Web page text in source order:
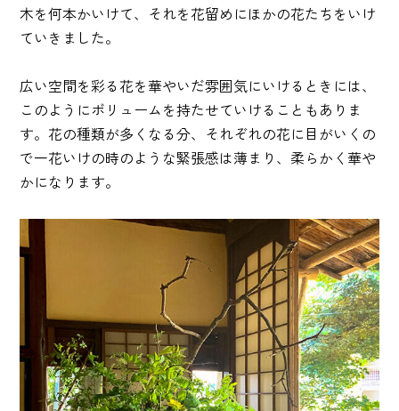
木を何本かいけて、それを花留めにほかの花たちをいけ
ていきました。
広い空間を彩る花を華やいだ雰囲気にいけるときには、
このようにボリュームを持たせていけることもありま
す。花の種類が多くなる分、それぞれの花に目がいくの
で一花いけの時のような緊張感は薄まり、柔らかく華や
かになります。